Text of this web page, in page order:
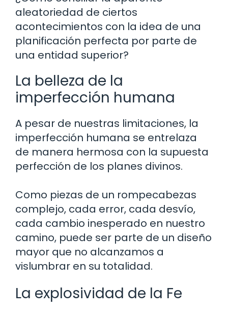
aleatoriedad de ciertos
acontecimientos con la idea de una
planificación perfecta por parte de
una entidad superior?
La belleza de la
imperfección humana
A pesar de nuestras limitaciones, la
imperfección humana se entrelaza
de manera hermosa con la supuesta
perfección de los planes divinos.
Como piezas de un rompecabezas
complejo, cada error, cada desvío,
cada cambio inesperado en nuestro
camino, puede ser parte de un diseño
mayor que no alcanzamos a
vislumbrar en su totalidad.
La explosividad de la Fe